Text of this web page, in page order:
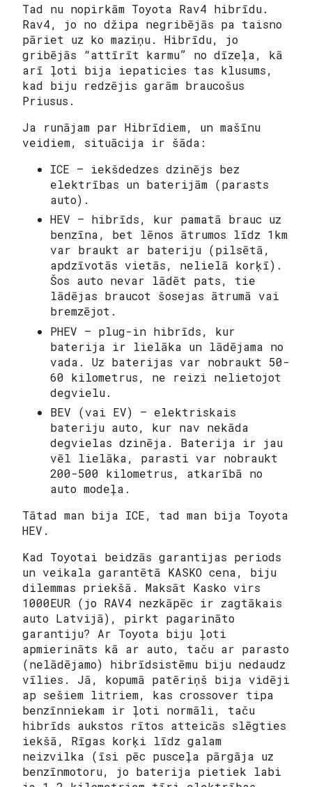
Tad nu nopirkām Toyota Rav4 hibrīdu.
Rav4, jo no džipa negribējās pa taisno
pāriet uz ko maziņu. Hibrīdu, jo
gribējās “attīrīt karmu” no dīzeļa, kā
arī ļoti bija iepaticies tas klusums,
kad biju redzējis garām braucošus
Priusus.
Ja runājam par Hibrīdiem, un mašīnu
veidiem, situācija ir šāda:
ICE – iekšdedzes dzinējs bez
elektrības un baterijām (parasts
auto).
HEV – hibrīds, kur pamatā brauc uz
benzīna, bet lēnos ātrumos līdz 1km
var braukt ar bateriju (pilsētā,
apdzīvotās vietās, nelielā korķī).
Šos auto nevar lādēt pats, tie
lādējas braucot šosejas ātrumā vai
bremzējot.
PHEV – plug-in hibrīds, kur
baterija ir lielāka un lādējama no
vada. Uz baterijas var nobraukt 50-
60 kilometrus, ne reizi nelietojot
degvielu.
BEV (vai EV) – elektriskais
bateriju auto, kur nav nekāda
degvielas dzinēja. Baterija ir jau
vēl lielāka, parasti var nobraukt
200-500 kilometrus, atkarībā no
auto modeļa.
Tātad man bija ICE, tad man bija Toyota
HEV.
Kad Toyotai beidzās garantijas periods
un veikala garantētā KASKO cena, biju
dilemmas priekšā. Maksāt Kasko virs
1000EUR (jo RAV4 nezkāpēc ir zagtākais
auto Latvijā), pirkt pagarināto
garantiju? Ar Toyota biju ļoti
apmierināts kā ar auto, taču ar parasto
(nelādējamo) hibrīdsistēmu biju nedaudz
vīlies. Jā, kopumā patēriņš bija vidēji
ap sešiem litriem, kas crossover tipa
benzīnniekam ir ļoti normāli, taču
hibrīds aukstos rītos atteicās slēgties
iekšā, Rīgas korķi līdz galam
neizvilka (īsi pēc pusceļa pārgāja uz
benzīnmotoru, jo baterija pietiek labi